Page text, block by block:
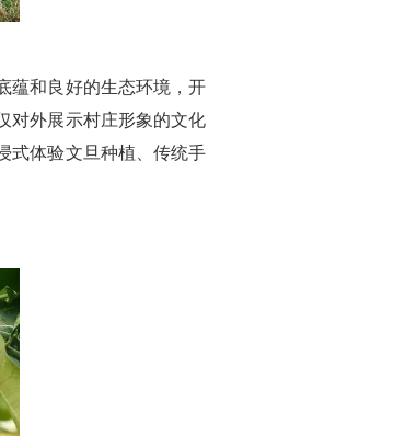
和良好的生态环境，开
对外展示村庄形象的文化
式体验文旦种植、传统手